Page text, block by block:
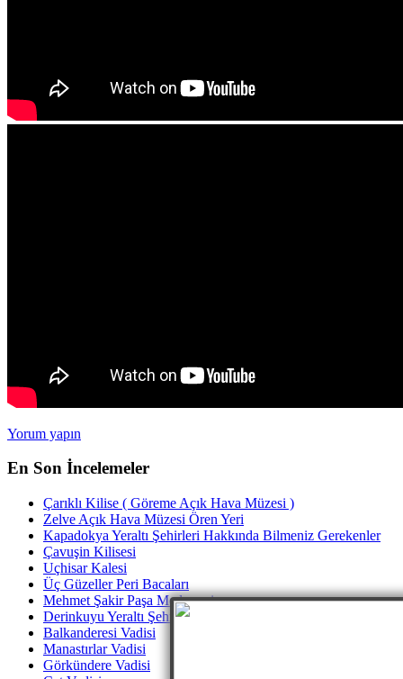
Yorum yapın
En Son İncelemeler
Çarıklı Kilise ( Göreme Açık Hava Müzesi )
Zelve Açık Hava Müzesi Ören Yeri
Kapadokya Yeraltı Şehirleri Hakkında Bilmeniz Gerekenler
Çavuşin Kilisesi
Uçhisar Kalesi
Üç Güzeller Peri Bacaları
Mehmet Şakir Paşa Medresesi
Derinkuyu Yeraltı Şehri
Balkanderesi Vadisi
Manastırlar Vadisi
Görkündere Vadisi